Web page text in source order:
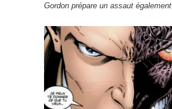
Gordon prépare un assaut également.